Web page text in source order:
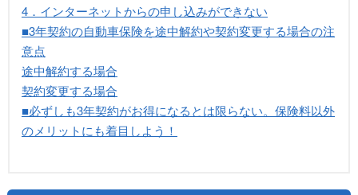
4．インターネットからの申し込みができない
■3年契約の自動車保険を途中解約や契約変更する場合の注
意点
途中解約する場合
契約変更する場合
■必ずしも3年契約がお得になるとは限らない。保険料以外
のメリットにも着目しよう！